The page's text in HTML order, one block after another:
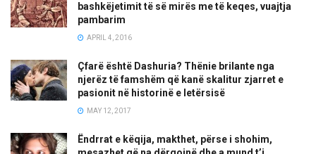
bashkëjetimit të së mirës me të keqes, vuajtja
pambarim
APRIL 4, 2016
Çfarë është Dashuria? Thënie brilante nga
njerëz të famshëm që kanë skalitur zjarret e
pasionit në historinë e letërsisë
MAY 12, 2017
Ëndrrat e këqija, makthet, përse i shohim,